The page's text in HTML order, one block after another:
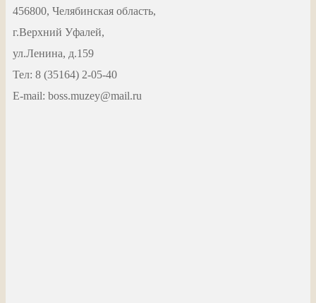
456800, Челябинская область,
г.Верхний Уфалей,
ул.Ленина, д.159
Тел: 8 (35164) 2-05-40
Е-mail: boss.muzey@mail.ru